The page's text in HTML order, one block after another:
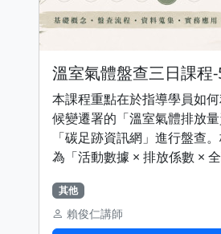
溫室氣體盤查三日課程
本課程重點在於指導學員如
候變遷署的「溫室氣體排放
「碳足跡資訊網」進行盤查
為「活動數據 × 排放係數 ×
其他
賴俊仁講師